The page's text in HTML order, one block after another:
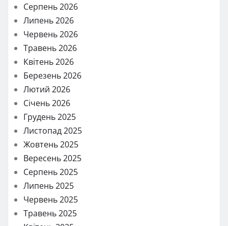
Серпень 2026
Липень 2026
Червень 2026
Травень 2026
Квітень 2026
Березень 2026
Лютий 2026
Січень 2026
Грудень 2025
Листопад 2025
Жовтень 2025
Вересень 2025
Серпень 2025
Липень 2025
Червень 2025
Травень 2025